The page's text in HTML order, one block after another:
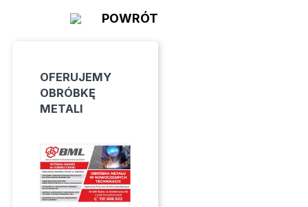
POWRÓT
OFERUJEMY
OBRÓBKĘ
METALI